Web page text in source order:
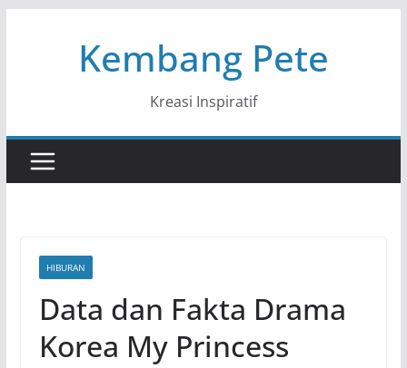
Kembang Pete
Kreasi Inspiratif
HIBURAN
Data dan Fakta Drama
Korea My Princess